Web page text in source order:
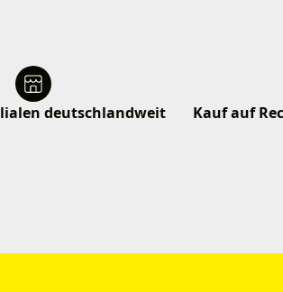
deutschlandweit Kauf auf